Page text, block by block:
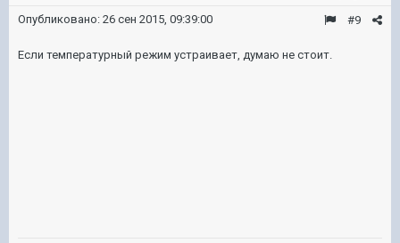
#9
Опубликовано: 26 сен 2015, 09:39:00
Если температурный режим устраивает, думаю не стоит.